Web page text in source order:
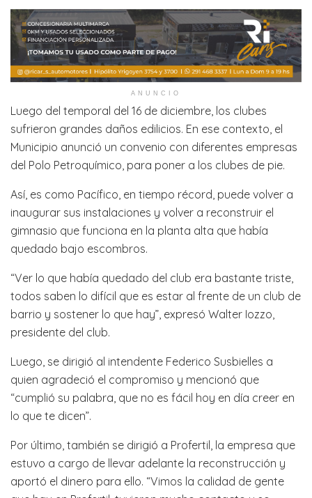
ANUNCIO
Luego del temporal del 16 de diciembre, los clubes
sufrieron grandes daños edilicios. En ese contexto, el
Municipio anunció un convenio con diferentes empresas
del Polo Petroquímico, para poner a los clubes de pie.
Así, es como Pacífico, en tiempo récord, puede volver a
inaugurar sus instalaciones y volver a reconstruir el
gimnasio que funciona en la planta alta que había
quedado bajo escombros.
“Ver lo que había quedado del club era bastante triste,
todos saben lo difícil que es estar al frente de un club de
barrio y sostener lo que hay”, expresó Walter Iozzo,
presidente del club.
Luego, se dirigió al intendente Federico Susbielles a
quien agradeció el compromiso y mencionó que
“cumplió su palabra, que no es fácil hoy en día creer en
lo que te dicen”.
Por último, también se dirigió a Profertil, la empresa que
estuvo a cargo de llevar adelante la reconstrucción y
aportó el dinero para ello. “Vimos la calidad de gente